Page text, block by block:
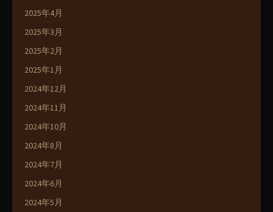
2025年4月
2025年3月
2025年2月
2025年1月
2024年12月
2024年11月
2024年10月
2024年8月
2024年7月
2024年6月
2024年5月